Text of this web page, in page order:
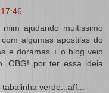
ajudando muitissimo
algumas apostilas do
e doramas + o blog veio
OBG! por ter essa ideia
verde...aff...